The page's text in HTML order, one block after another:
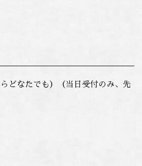
どなたでも）（当日受付のみ、先